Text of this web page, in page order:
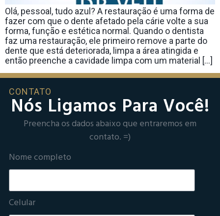
Olá, pessoal, tudo azul? A restauração é uma forma de
fazer com que o dente afetado pela cárie volte a sua
forma, função e estética normal. Quando o dentista
faz uma restauração, ele primeiro remove a parte do
dente que está deteriorada, limpa a área atingida e
então preenche a cavidade limpa com um material […]
CONTATO
Nós Ligamos Para Você!
Preencha os dados abaixo que entraremos em
contato. =)
Nome completo
Celular